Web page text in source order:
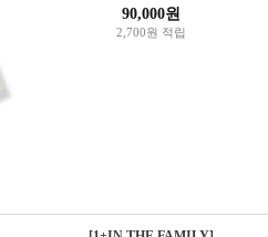
90,000원
2,700원 적립